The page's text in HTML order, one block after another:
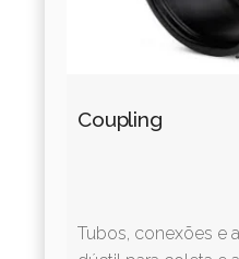
Coupling
Tubos, conexões e